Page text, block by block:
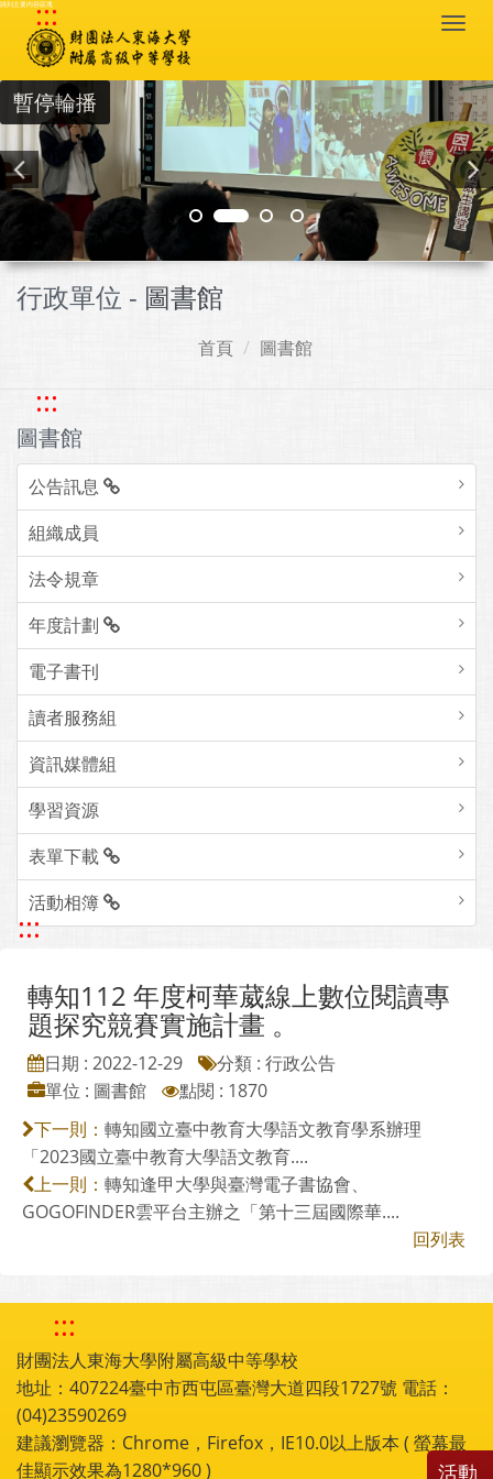
跳到主要內容區塊
:::
暫停輪播
行政單位 - 圖書館
首頁 圖書館
:::
圖書館
公告訊息
組織成員
法令規章
年度計劃
電子書刊
讀者服務組
資訊媒體組
學習資源
表單下載
活動相簿
:::
轉知112 年度柯華葳線上數位閱讀專
題探究競賽實施計畫 。
日期 : 2022-12-29
分類 : 行政公告
單位 : 圖書館
點閱 : 1870
下一則： 轉知國立臺中教育大學語文教育學系辦理
「2023國立臺中教育大學語文教育....
上一則： 轉知逢甲大學與臺灣電子書協會、
GOGOFINDER雲平台主辦之「第十三屆國際華....
回列表
:::
財團法人東海大學附屬高級中等學校
地址：407224臺中市西屯區臺灣大道四段1727號 電話：
(04)23590269
建議瀏覽器：Chrome，Firefox，IE10.0以上版本 ( 螢幕最
佳顯示效果為1280*960 )
活動